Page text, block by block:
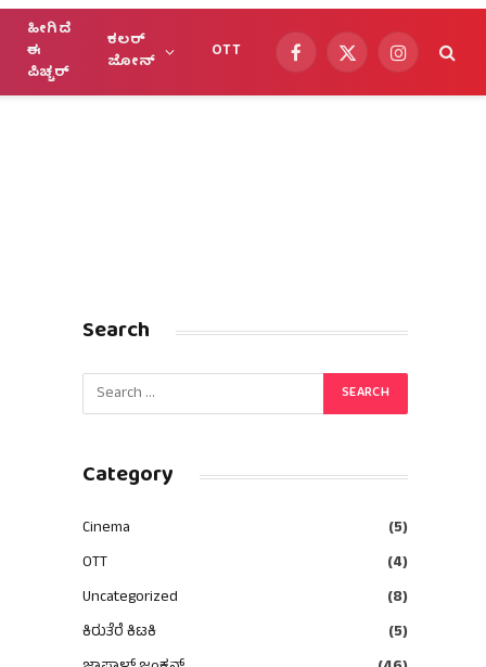
ಹೀಗಿದೆ
ಈ
ಪಿಚ್ಚರ್
ಕಲರ್
ಜೋನ್
OTT Facebook
X
Instagram
Search
Category
Cinema
(5)
OTT
(4)
Uncategorized
(8)
ಕಿರುತೆರೆ ಕಿಟಕಿ
(5)